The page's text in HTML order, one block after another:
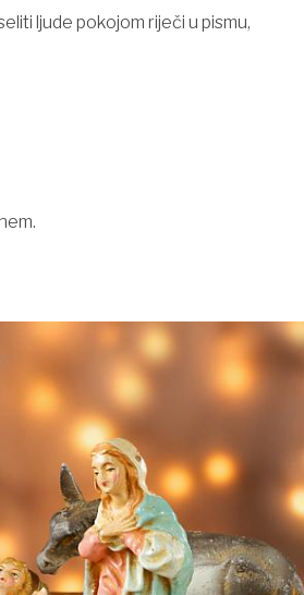
ljude pokojom riječi u pismu,